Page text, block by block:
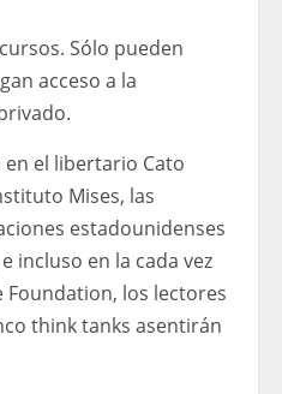
Sólo pueden
acceso a la
el libertario Cato
Mises, las
estadounidenses
incluso en la cada vez
los lectores
think tanks asentirán